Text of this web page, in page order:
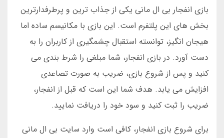
بازی انفجار بی ال مانی یکی از جذاب ترین و پرطرفدارترین
بخش های این پلتفرم است. این بازی با مکانیسم ساده اما
هیجان انگیز، توانسته استقبال چشمگیری از کاربران را به
دست آورد. در بازی انفجار، شما مبلغی را شرط بندی می
کنید و پس از شروع بازی، ضریب به صورت تصاعدی
افزایش می یابد. هدف شما این است که قبل از انفجار،
ضریب را ثبت کنید و سود خود را دریافت نمایید.
برای شروع بازی انفجار، کافی است وارد سایت بی ال مانی